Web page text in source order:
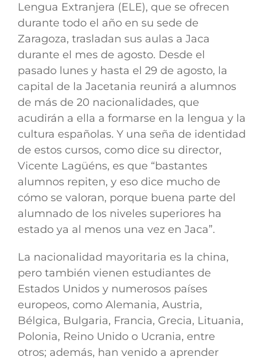
Lengua Extranjera (ELE), que se ofrecen
durante todo el año en su sede de
Zaragoza, trasladan sus aulas a Jaca
durante el mes de agosto. Desde el
pasado lunes y hasta el 29 de agosto, la
capital de la Jacetania reunirá a alumnos
de más de 20 nacionalidades, que
acudirán a ella a formarse en la lengua y la
cultura españolas. Y una seña de identidad
de estos cursos, como dice su director,
Vicente Lagüéns, es que “bastantes
alumnos repiten, y eso dice mucho de
cómo se valoran, porque buena parte del
alumnado de los niveles superiores ha
estado ya al menos una vez en Jaca”.
La nacionalidad mayoritaria es la china,
pero también vienen estudiantes de
Estados Unidos y numerosos países
europeos, como Alemania, Austria,
Bélgica, Bulgaria, Francia, Grecia, Lituania,
Polonia, Reino Unido o Ucrania, entre
otros; además, han venido a aprender